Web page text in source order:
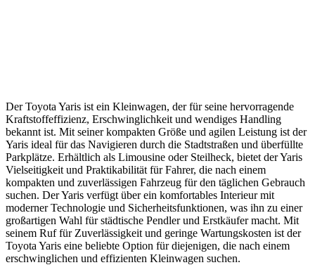
Der Toyota Yaris ist ein Kleinwagen, der für seine hervorragende
Kraftstoffeffizienz, Erschwinglichkeit und wendiges Handling
bekannt ist. Mit seiner kompakten Größe und agilen Leistung ist der
Yaris ideal für das Navigieren durch die Stadtstraßen und überfüllte
Parkplätze. Erhältlich als Limousine oder Steilheck, bietet der Yaris
Vielseitigkeit und Praktikabilität für Fahrer, die nach einem
kompakten und zuverlässigen Fahrzeug für den täglichen Gebrauch
suchen. Der Yaris verfügt über ein komfortables Interieur mit
moderner Technologie und Sicherheitsfunktionen, was ihn zu einer
großartigen Wahl für städtische Pendler und Erstkäufer macht. Mit
seinem Ruf für Zuverlässigkeit und geringe Wartungskosten ist der
Toyota Yaris eine beliebte Option für diejenigen, die nach einem
erschwinglichen und effizienten Kleinwagen suchen.